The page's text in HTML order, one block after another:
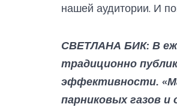
нашей аудитории. И
СВЕТЛАНА БИК: В
традиционно
эффективности.
парниковых газов